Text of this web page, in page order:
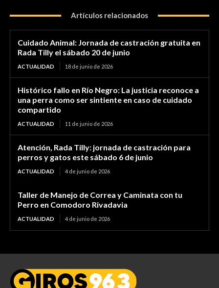
Artículos relacionados
Cuidado Animal: Jornada de castración gratuita en
Rada Tilly el sábado 20 de junio
ACTUALIDAD 18 de junio de 2026
Histórico fallo en Río Negro: La justicia reconoce a
una perra como ser sintiente en caso de cuidado
compartido
ACTUALIDAD 11 de junio de 2026
Atención, Rada Tilly: jornada de castración para
perros y gatos este sábado 6 de junio
ACTUALIDAD 4 de junio de 2026
Taller de Manejo de Correa y Caminata con tu
Perro en Comodoro Rivadavia
ACTUALIDAD 4 de junio de 2026